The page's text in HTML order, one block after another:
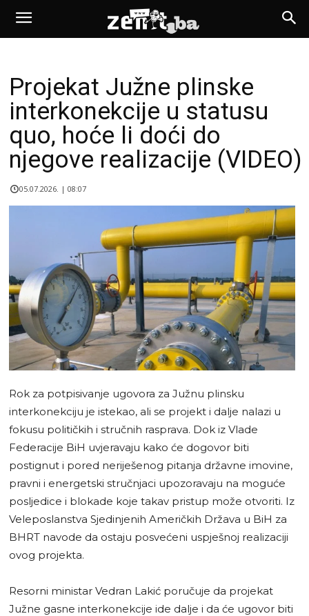
Projekat Južne plinske
interkonekcije u statusu
quo, hoće li doći do
njegove realizacije (VIDEO)
05.07.2026. | 08:07
Rok za potpisivanje ugovora za Južnu plinsku
interkonekciju je istekao, ali se projekt i dalje nalazi u
fokusu političkih i stručnih rasprava. Dok iz Vlade
Federacije BiH uvjeravaju kako će dogovor biti
postignut i pored neriješenog pitanja državne imovine,
pravni i energetski stručnjaci upozoravaju na moguće
posljedice i blokade koje takav pristup može otvoriti. Iz
Veleposlanstva Sjedinjenih Američkih Država u BiH za
BHRT navode da ostaju posvećeni uspješnoj realizaciji
ovog projekta.
Resorni ministar Vedran Lakić poručuje da projekat
Južne gasne interkonekcije ide dalje i da će ugovor biti